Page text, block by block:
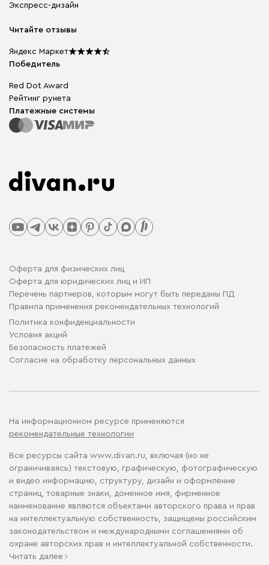
диван.клуб
Подарочные сертификаты
Мы в прессе
Бескаркасная мебель
Столы и стулья
Экспресс-дизайн
Читайте отзывы
Яндекс Маркет
Победитель
Red Dot Award
Рейтинг рунета
Платежные системы
Оферта для физических лиц
Оферта для юридических лиц и ИП
Перечень партнеров, которым могут быть переданы ПД
Правила применения рекомендательных технологий
Политика конфиденциальности
Условия акций
Безопасность платежей
Cогласие на обработку персональных данных
На информационном ресурсе применяются
рекомендательные технологии
Все ресурсы сайта www.divan.ru, включая (но не
ограничиваясь) текстовую, графическую, фотографическую
и видео информацию, структуру, дизайн и оформление
страниц, товарные знаки, доменное имя, фирменное
наименование являются объектами авторского права и прав
на интеллектуальную собственность, защищены российским
законодательством и международными соглашениями об
охране авторских прав и интеллектуальной собственности.
Читать далее